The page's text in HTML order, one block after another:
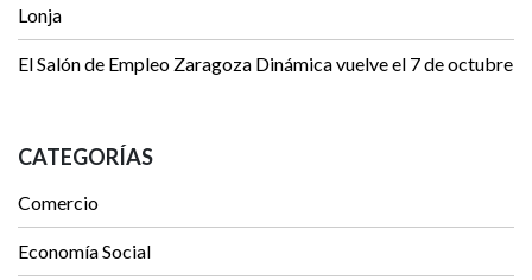
Lonja
El Salón de Empleo Zaragoza Dinámica vuelve el 7 de octubre
CATEGORÍAS
Comercio
Economía Social